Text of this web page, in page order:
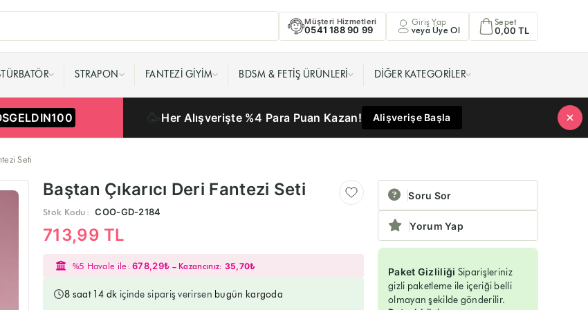
Müşteri Hizmetleri
0541 188 90 99
Giriş Yap
veya Üye Ol
Sepet
0,00 TL
STRAPON FANTEZI GIYIM BDSM & FETIŞ ÜRÜNLERI DIĞER KATEGORILER
🥳Her Alışverişte %4 Para Puan Kazan! Alişverişe Başla
Seti
Baştan Çıkarıcı Deri Fantezi Seti
Stok Kodu: COO-GD-2184
713,99 TL
%5 Havale ile:678,29₺ – Kazancınız: 35,70₺
8 saat 14 dk içinde sipariş verirsen bugün kargoda
Soru Sor
Yorum Yap
Paket Gizliliği Siparişleriniz
gizli paketleme ile içeriği belli
olmayan şekilde gönderilir.